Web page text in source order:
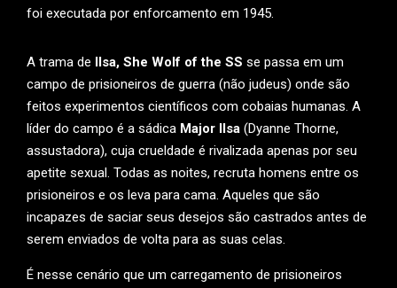
foi executada por enforcamento em 1945.
A trama de Ilsa, She Wolf of the SS se passa em um
campo de prisioneiros de guerra (não judeus) onde são
feitos experimentos científicos com cobaias humanas. A
líder do campo é a sádica Major Ilsa (Dyanne Thorne,
assustadora), cuja crueldade é rivalizada apenas por seu
apetite sexual. Todas as noites, recruta homens entre os
prisioneiros e os leva para cama. Aqueles que são
incapazes de saciar seus desejos são castrados antes de
serem enviados de volta para as suas celas.
É nesse cenário que um carregamento de prisioneiros